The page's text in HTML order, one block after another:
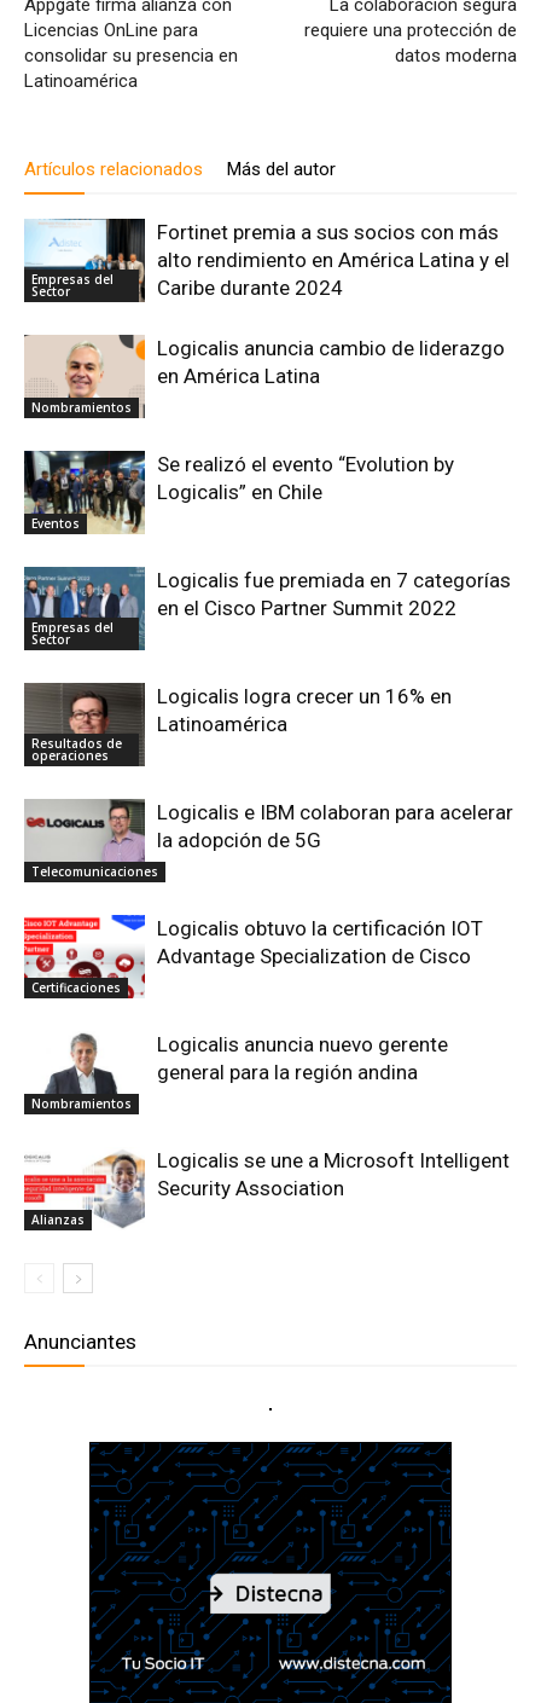
Appgate firma alianza con
Licencias OnLine para
consolidar su presencia en
Latinoamérica
La colaboración segura
requiere una protección de
datos moderna
Artículos relacionados Más del autor
Empresas del
Sector
Fortinet premia a sus socios con más
alto rendimiento en América Latina y el
Caribe durante 2024
Nombramientos
Logicalis anuncia cambio de liderazgo
en América Latina
Eventos
Se realizó el evento “Evolution by
Logicalis” en Chile
Empresas del
Sector
Logicalis fue premiada en 7 categorías
en el Cisco Partner Summit 2022
Resultados de
operaciones
Logicalis logra crecer un 16% en
Latinoamérica
Telecomunicaciones
Logicalis e IBM colaboran para acelerar
la adopción de 5G
Certificaciones
Logicalis obtuvo la certificación IOT
Advantage Specialization de Cisco
Nombramientos
Logicalis anuncia nuevo gerente
general para la región andina
Alianzas
Logicalis se une a Microsoft Intelligent
Security Association
Anunciantes